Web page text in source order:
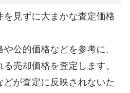
を見ずに大まかな査定価格
公的価格などを参考に、
売却価格を査定します。
どが査定に反映されないた